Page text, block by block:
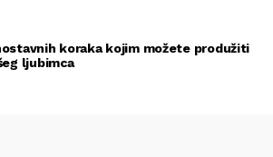
koraka kojim možete produžiti
ljubimca